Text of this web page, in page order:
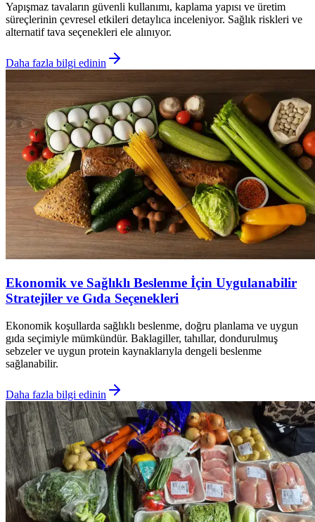
Yapışmaz tavaların güvenli kullanımı, kaplama yapısı ve üretim
süreçlerinin çevresel etkileri detaylıca inceleniyor. Sağlık riskleri ve
alternatif tava seçenekleri ele alınıyor.
Daha fazla bilgi edinin
Ekonomik ve Sağlıklı Beslenme İçin Uygulanabilir
Stratejiler ve Gıda Seçenekleri
Ekonomik koşullarda sağlıklı beslenme, doğru planlama ve uygun
gıda seçimiyle mümkündür. Baklagiller, tahıllar, dondurulmuş
sebzeler ve uygun protein kaynaklarıyla dengeli beslenme
sağlanabilir.
Daha fazla bilgi edinin